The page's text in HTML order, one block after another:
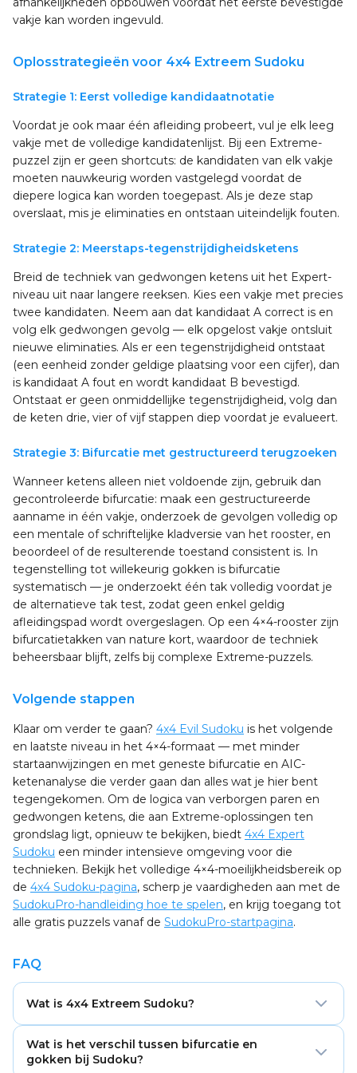
vakje kan worden ingevuld.
Oplosstrategieën voor 4x4 Extreem Sudoku
Strategie 1: Eerst volledige kandidaatnotatie
Voordat je ook maar één afleiding probeert, vul je elk leeg
vakje met de volledige kandidatenlijst. Bij een Extreme-
puzzel zijn er geen shortcuts: de kandidaten van elk vakje
moeten nauwkeurig worden vastgelegd voordat de
diepere logica kan worden toegepast. Als je deze stap
overslaat, mis je eliminaties en ontstaan uiteindelijk fouten.
Strategie 2: Meerstaps-tegenstrijdigheidsketens
Breid de techniek van gedwongen ketens uit het Expert-
niveau uit naar langere reeksen. Kies een vakje met precies
twee kandidaten. Neem aan dat kandidaat A correct is en
volg elk gedwongen gevolg — elk opgelost vakje ontsluit
nieuwe eliminaties. Als er een tegenstrijdigheid ontstaat
(een eenheid zonder geldige plaatsing voor een cijfer), dan
is kandidaat A fout en wordt kandidaat B bevestigd.
Ontstaat er geen onmiddellijke tegenstrijdigheid, volg dan
de keten drie, vier of vijf stappen diep voordat je evalueert.
Strategie 3: Bifurcatie met gestructureerd terugzoeken
Wanneer ketens alleen niet voldoende zijn, gebruik dan
gecontroleerde bifurcatie: maak een gestructureerde
aanname in één vakje, onderzoek de gevolgen volledig op
een mentale of schriftelijke kladversie van het rooster, en
beoordeel of de resulterende toestand consistent is. In
tegenstelling tot willekeurig gokken is bifurcatie
systematisch — je onderzoekt één tak volledig voordat je
de alternatieve tak test, zodat geen enkel geldig
afleidingspad wordt overgeslagen. Op een 4×4-rooster zijn
bifurcatietakken van nature kort, waardoor de techniek
beheersbaar blijft, zelfs bij complexe Extreme-puzzels.
Volgende stappen
Klaar om verder te gaan? 4x4 Evil Sudoku is het volgende
en laatste niveau in het 4×4-formaat — met minder
startaanwijzingen en met geneste bifurcatie en AIC-
ketenanalyse die verder gaan dan alles wat je hier bent
tegengekomen. Om de logica van verborgen paren en
gedwongen ketens, die aan Extreme-oplossingen ten
grondslag ligt, opnieuw te bekijken, biedt 4x4 Expert
Sudoku een minder intensieve omgeving voor die
technieken. Bekijk het volledige 4×4-moeilijkheidsbereik op
de 4x4 Sudoku-pagina, scherp je vaardigheden aan met de
SudokuPro-handleiding hoe te spelen, en krijg toegang tot
alle gratis puzzels vanaf de SudokuPro-startpagina.
FAQ
Wat is 4x4 Extreem Sudoku?
moeilijkheidsgraad in het 4×4-formaat, met slechts 4–5
vooraf ingevulde aanwijzingen van de 16 vakjes. Het
Wat is het verschil tussen bifurcatie en
gokken bij Sudoku?